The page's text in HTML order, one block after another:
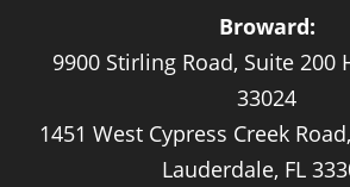
Broward:
9900 Stirling Road, Suite 200
33024
1451 West Cypress Creek
Lauderdale, FL